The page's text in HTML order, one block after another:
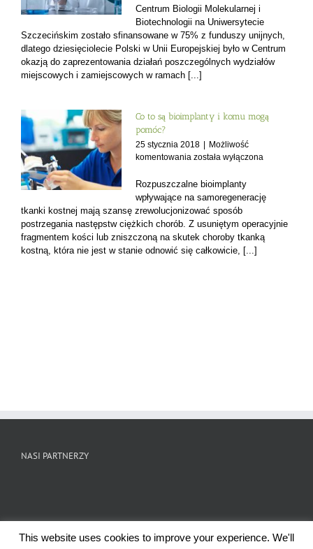
wykłady
w
Centrum
Biologii
Molekularnej
Biotechnologii
Centrum Biologii Molekularnej i
Biotechnologii na Uniwersytecie
Szczecińskim zostało sfinansowane w 75% z funduszy unijnych,
dlatego dziesięciolecie Polski w Unii Europejskiej było w Centrum
okazją do zaprezentowania działań poszczególnych wydziałów
miejscowych i zamiejscowych w ramach [...]
Co to są bioimplanty i komu mogą
pomóc?
25 stycznia 2018
Możliwość
komentowania Co
są
bioimplanty
i
komu
mogą
pomóc?
została wyłączona
Rozpuszczalne bioimplanty
wpływające na samoregenerację
tkanki kostnej mają szansę zrewolucjonizować sposób
postrzegania następstw ciężkich chorób. Z usuniętym operacyjnie
fragmentem kości lub zniszczoną na skutek choroby tkanką
kostną, która nie jest w stanie odnowić się całkowicie, [...]
NASI PARTNERZY
This website uses cookies to improve your experience. We'll